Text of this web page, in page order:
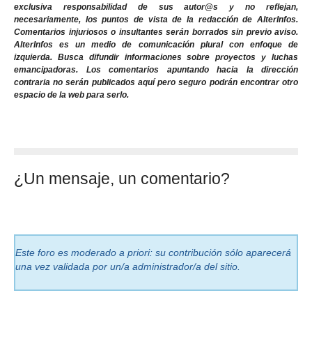
exclusiva responsabilidad de sus autor@s y no reflejan,
necesariamente, los puntos de vista de la redacción de AlterInfos.
Comentarios injuriosos o insultantes serán borrados sin previo aviso.
AlterInfos es un medio de comunicación plural con enfoque de
izquierda. Busca difundir informaciones sobre proyectos y luchas
emancipadoras. Los comentarios apuntando hacia la dirección
contraria no serán publicados aquí pero seguro podrán encontrar otro
espacio de la web para serlo.
¿Un mensaje, un comentario?
Este foro es moderado a priori: su contribución sólo aparecerá
una vez validada por un/a administrador/a del sitio.